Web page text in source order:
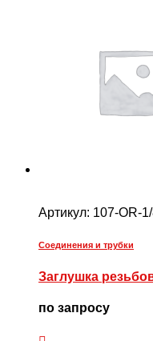
Артикул: 107-OR-
Соединения и трубки
Заглушка
по запросу